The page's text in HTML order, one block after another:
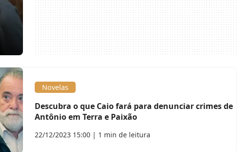
Novelas
Descubra o que Caio fará para denunciar crimes de
Antônio em Terra e Paixão
22/12/2023 15:00 | 1 min de leitura